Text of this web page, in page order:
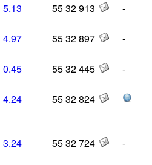
5.13 55 32 913 -
4.97 55 32 897 -
0.45 55 32 445
-
4.24 55 32 824
3.24 55 32 724 -